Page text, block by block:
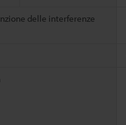
delle interferenze